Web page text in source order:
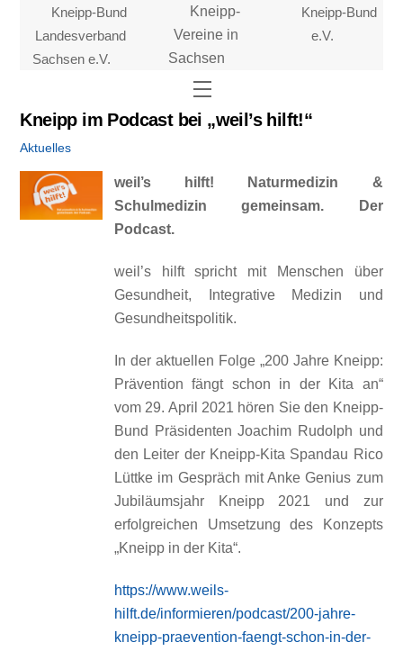
content
Kneipp-Bund
Landesverband
Sachsen e.V.
Kneipp-
Vereine in
Sachsen
Kneipp-Bund
e.V.
Menu
Kneipp im Podcast bei „weil’s hilft!“
Aktuelles
weil’s hilft! Naturmedizin &
Schulmedizin gemeinsam. Der
Podcast.
weil’s hilft spricht mit Menschen über
Gesundheit, Integrative Medizin und
Gesundheitspolitik.
In der aktuellen Folge „200 Jahre Kneipp:
Prävention fängt schon in der Kita an“
vom 29. April 2021 hören Sie den Kneipp-
Bund Präsidenten Joachim Rudolph und
den Leiter der Kneipp-Kita Spandau Rico
Lüttke im Gespräch mit Anke Genius zum
Jubiläumsjahr Kneipp 2021 und zur
erfolgreichen Umsetzung des Konzepts
„Kneipp in der Kita“.
https://www.weils-
hilft.de/informieren/podcast/200-jahre-
kneipp-praevention-faengt-schon-in-der-